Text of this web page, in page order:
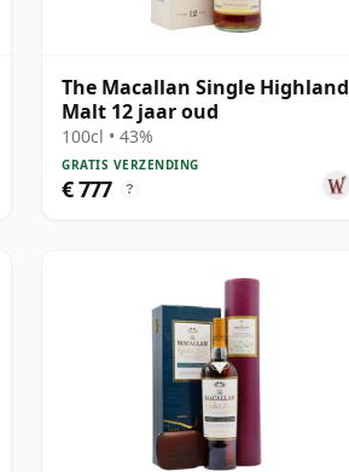
The Macallan Single Highland
Malt 12 jaar oud
100cl • 43%
GRATIS VERZENDING
€ 777 ?